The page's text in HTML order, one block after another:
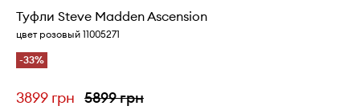
Туфли Steve Madden Ascension
цвет розовый 11005271
-33%
3899 грн 5899 грн